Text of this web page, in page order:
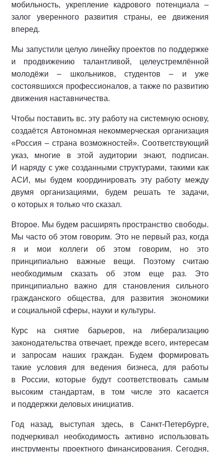
мобильность, укрепление кадрового потенциала –
залог уверенного развития страны, ее движения
вперед.
Мы запустили целую линейку проектов по поддержке
и продвижению талантливой, целеустремлённой
молодёжи – школьников, студентов – и уже
состоявшихся профессионалов, а также по развитию
движения наставничества.
Чтобы поставить вс. эту работу на системную основу,
создаётся Автономная некоммерческая организация
«Россия – страна возможностей». Соответствующий
указ, многие в этой аудитории знают, подписан.
И наряду с уже созданными структурами, такими как
АСИ, мы будем координировать эту работу между
двумя организациями, будем решать те задачи,
о которых я только что сказал.
Второе. Мы будем расширять пространство свободы.
Мы часто об этом говорим. Это не первый раз, когда
я и мои коллеги об этом говорим, но это
принципиально важные вещи. Поэтому считаю
необходимым сказать об этом еще раз. Это
принципиально важно для становления сильного
гражданского общества, для развития экономики
и социальной сферы, науки и культуры.
Курс на снятие барьеров, на либерализацию
законодательства отвечает, прежде всего, интересам
и запросам наших граждан. Будем формировать
такие условия для ведения бизнеса, для работы
в России, которые будут соответствовать самым
высоким стандартам, в том числе это касается
и поддержки деловых инициатив.
Год назад, выступая здесь, в Санкт-Петербурге,
подчеркивал необходимость активно использовать
инструменты проектного финансирования. Сегодня,